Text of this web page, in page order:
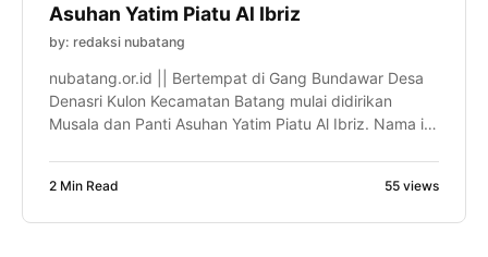
Asuhan Yatim Piatu Al Ibriz
by: redaksi nubatang
nubatang.or.id || Bertempat di Gang Bundawar Desa
Denasri Kulon Kecamatan Batang mulai didirikan
Musala dan Panti Asuhan Yatim Piatu Al Ibriz. Nama ini
Taufiq, SP, M.Si. Panti asuhan Yatim Piatu di bawah
2 Min Read 55 views